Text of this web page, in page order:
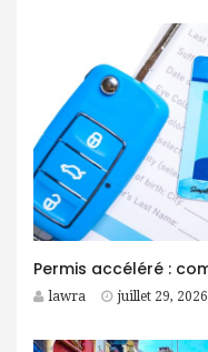
lawra juillet 29, 2026